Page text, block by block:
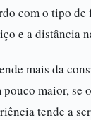
com o tipo de
e a distância
mais da
maior, se
tende a